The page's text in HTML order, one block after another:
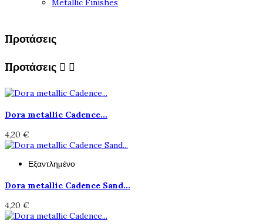
Metallic Finishes
Προτάσεις
Προτάσεις  
Dora metallic Cadence...
4,20 €
Εξαντλημένο
Dora metallic Cadence Sand...
4,20 €